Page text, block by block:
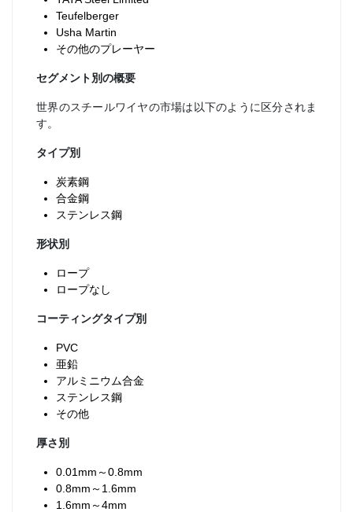
Teufelberger
Usha Martin
その他のプレーヤー
セグメント別の概要
世界のスチールワイヤの市場は以下のように区分されま
す。
タイプ別
炭素鋼
合金鋼
ステンレス鋼
形状別
ロープ
ロープなし
コーティングタイプ別
PVC
亜鉛
アルミニウム合金
ステンレス鋼
その他
厚さ別
0.01mm～0.8mm
0.8mm～1.6mm
1.6mm～4mm